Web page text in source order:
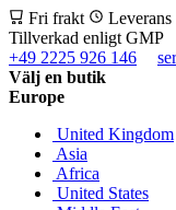
Fri frakt
Tillverkad enligt GMP
+49 2225 926 146
Välj en butik
Europe
United Kingdom
Asia
Africa
United States